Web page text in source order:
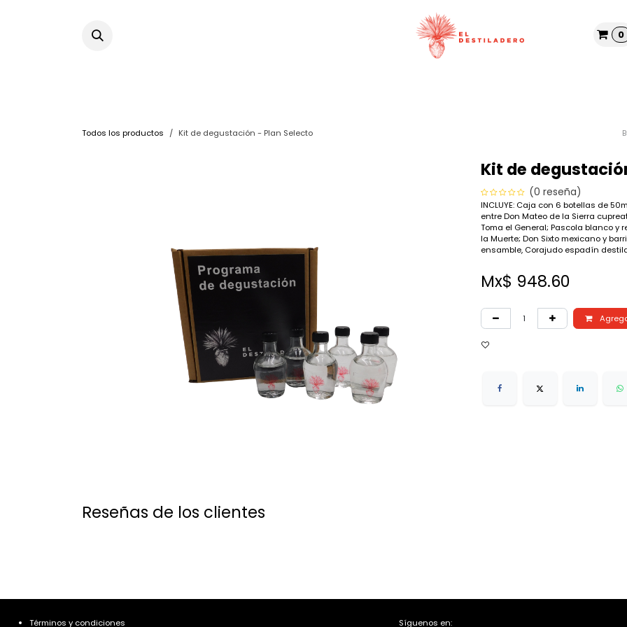
0
Todos los productos Kit de degustación - Plan Selecto
Kit de
(0 reseña)
INCLUYE: Caja con 6 botellas de
entre Don Mateo de la Sierra
Toma el General; Pascola blanco y
la Muerte; Don Sixto mexicano y
ensamble, Corajudo espadín
Mx$ 948.60
Reseñas de los clientes
Síguenos en:
Términos y condiciones